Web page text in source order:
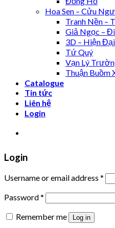
Hoa Sen – Cửu Ngư
Tranh Nền –
Giả Ngọc –
3D – Hiện Đại
Tứ Quý
Vạn Lý
Thuận Buồm
Catalogue
Tin tức
Liên hệ
Login
Login
Username or email address *
Password*
Remember me
Log in